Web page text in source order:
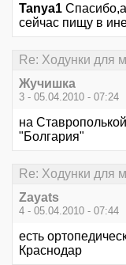
Tanya1
сейчас пищу в
Re: Ходунки для
Жучишка
3 - 05.04.2010 - 07:24
на
"Болгария"
Re: Ходунки для
Zayats
4 - 05.04.2010 - 07:44
есть
Краснодар